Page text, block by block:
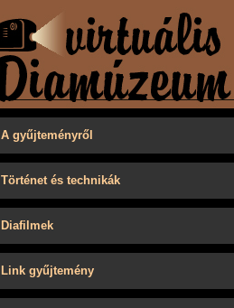
A gyűjteményről
Történet és technikák
Diafilmek
Link gyűjtemény